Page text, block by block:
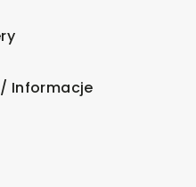
Informacje